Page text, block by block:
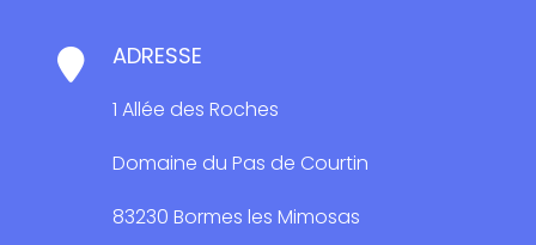
ADRESSE
1 Allée des Roches
Domaine du Pas de Courtin
83230 Bormes les Mimosas